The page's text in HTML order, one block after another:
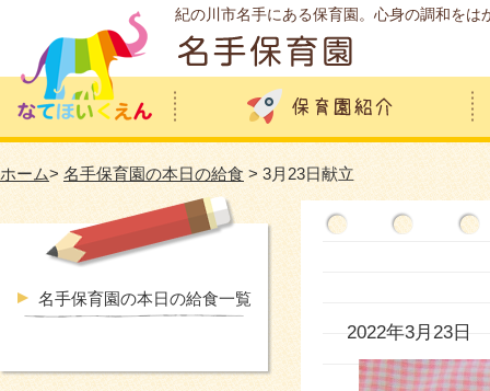
紀の川市名手にある保育園。心身の調和を
ホーム> 名手保育園の本日の給食 > 3月23日献立
2022年3月23日
名手保育園の本日の給食一覧